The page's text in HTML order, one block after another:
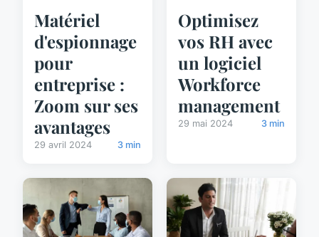
Matériel
d'espionnage
pour
entreprise :
Zoom sur ses
avantages
29 avril 2024 3 min
Optimisez
vos RH avec
un logiciel
Workforce
management
29 mai 2024 3 min